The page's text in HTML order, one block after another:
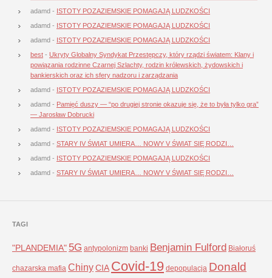
adamd - ISTOTY POZAZIEMSKIE POMAGAJĄ LUDZKOŚCI
adamd - ISTOTY POZAZIEMSKIE POMAGAJĄ LUDZKOŚCI
adamd - ISTOTY POZAZIEMSKIE POMAGAJĄ LUDZKOŚCI
best - Ukryty Globalny Syndykat Przestępczy, który rządzi światem: Klany i
powiązania rodzinne Czarnej Szlachty, rodzin królewskich, żydowskich i
bankierskich oraz ich sfery nadzoru i zarządzania
adamd - ISTOTY POZAZIEMSKIE POMAGAJĄ LUDZKOŚCI
adamd - Pamięć duszy — “po drugiej stronie okazuje się, że to była tylko gra”
— Jarosław Dobrucki
adamd - ISTOTY POZAZIEMSKIE POMAGAJĄ LUDZKOŚCI
adamd - STARY IV ŚWIAT UMIERA… NOWY V ŚWIAT SIĘ RODZI…
adamd - ISTOTY POZAZIEMSKIE POMAGAJĄ LUDZKOŚCI
adamd - STARY IV ŚWIAT UMIERA… NOWY V ŚWIAT SIĘ RODZI…
TAGI
"PLANDEMIA" 5G antypolonizm banki Benjamin Fulford Białoruś
chazarska mafia ChinyCIA Covid-19 depopulacja Donald